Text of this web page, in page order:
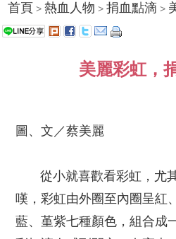
首頁 >熱血人物 >捐血點滴 >
美麗彩虹，
圖、文／蔡美麗
從小就喜歡看彩虹，尤
嘆，彩虹由外圈至內圈呈紅
藍、堇紫七種顏色，組合成